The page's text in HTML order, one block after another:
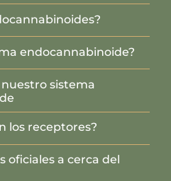
endocannabinoide?
sistema
los receptores?
oficiales a cerca del